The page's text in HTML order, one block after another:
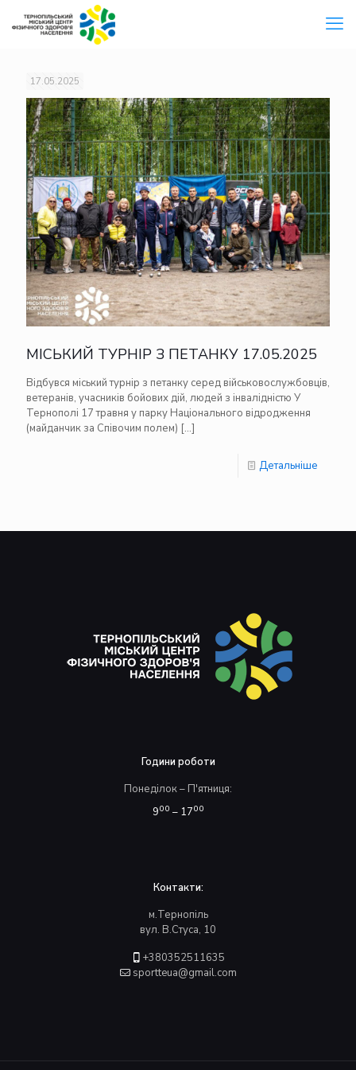
17.05.2025
МІСЬКИЙ ТУРНІР З ПЕТАНКУ 17.05.2025
Відбувся міський турнір з петанку серед військовослужбовців,
ветеранів, учасників бойових дій, людей з інвалідністю У
Тернополі 17 травня у парку Національного відродження
(майданчик за Співочим полем) […]
Детальніше
Години роботи
Понеділок – П'ятниця:
900 – 1700
Контакти:
м.Тернопіль
вул. В.Стуса, 10
+380352511635
sportteua@gmail.com